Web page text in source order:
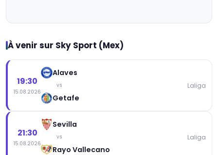
À venir sur Sky Sport (Mex)
19:30
15.08.2026
Alaves
vs
Getafe
Laliga
21:30
15.08.2026
Sevilla
vs
Rayo Vallecano
Laliga